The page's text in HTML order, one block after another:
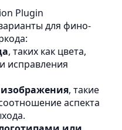
Plugin
для фино-
, таких как цвета,
исправления
изображения, такие
аспекта